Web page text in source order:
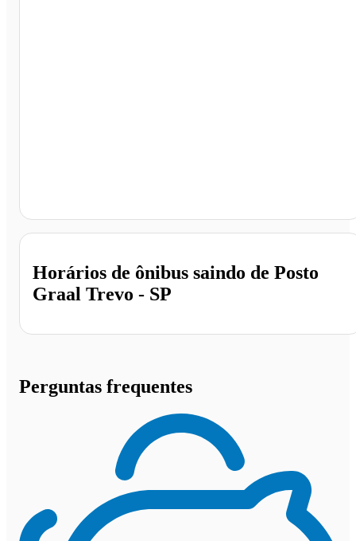
Horários de ônibus saindo de Posto
Graal Trevo - SP
Perguntas frequentes